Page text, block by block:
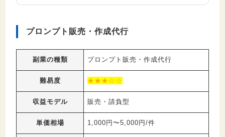
プロンプト販売・作成代行
副業の種類 プロンプト販売・作成代行
難易度 ★★★☆☆
収益モデル 販売・請負型
単価相場 1,000円〜5,000円/件